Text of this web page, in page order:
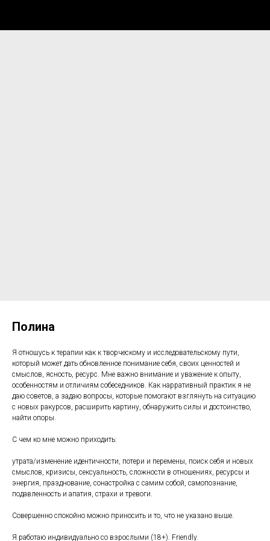
Полина
Я отношусь к терапии как к творческому и исследовательскому пути,
который может дать обновленное понимание себя, своих ценностей и
смыслов, ясность, ресурс. Мне важно внимание и уважение к опыту,
особенностям и отличиям собеседников. Как нарративный практик я не
даю советов, а задаю вопросы, которые помогают взглянуть на ситуацию
с новых ракурсов, расширить картину, обнаружить силы и достоинство,
найти опоры.
С чем ко мне можно приходить:
утрата/изменение идентичности, потери и перемены, поиск себя и новых
смыслов, кризисы, сексуальность, сложности в отношениях, ресурсы и
энергия, празднование, сонастройка с самим собой, самопознание,
подавленность и апатия, страхи и тревоги.
Совершенно спокойно можно приносить и то, что не указано выше.
Я работаю индивидуально со взрослыми (18+). Friendly.